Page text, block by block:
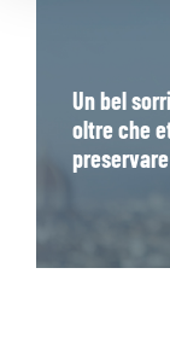
Un bel
oltre che